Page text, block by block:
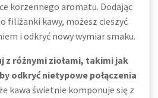
korzennego aromatu. Dodając
filiżanki kawy, możesz cieszyć
i odkryć nowy wymiar smaku.
z różnymi ziołami, takimi jak
odkryć nietypowe połączenia
kawa świetnie komponuje się z